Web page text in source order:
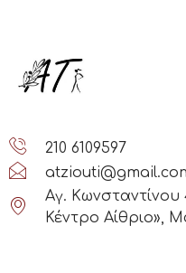
210 6109597
Αγ. Κωνσταντίνου
Κέντρο Αίθριο»,